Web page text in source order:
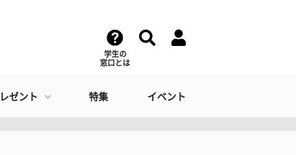
学生の
窓口とは
ゼント 特集 イベント